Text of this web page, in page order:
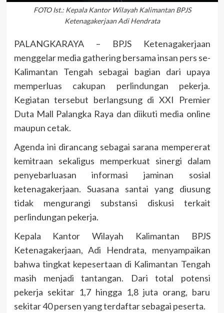
FOTO Ist.: Kepala Kantor Wilayah Kalimantan BPJS
Ketenagakerjaan Adi Hendrata
PALANGKARAYA – BPJS Ketenagakerjaan
menggelar media gathering bersama insan pers se-
Kalimantan Tengah sebagai bagian dari upaya
memperluas cakupan perlindungan pekerja.
Kegiatan tersebut berlangsung di XXI Premier
Duta Mall Palangka Raya dan diikuti media online
maupun cetak.
Agenda ini dirancang sebagai sarana mempererat
kemitraan sekaligus memperkuat sinergi dalam
penyebarluasan informasi jaminan sosial
ketenagakerjaan. Suasana santai yang diusung
tidak mengurangi substansi diskusi terkait
perlindungan pekerja.
Kepala Kantor Wilayah Kalimantan BPJS
Ketenagakerjaan, Adi Hendrata, menyampaikan
bahwa tingkat kepesertaan di Kalimantan Tengah
masih menjadi tantangan. Dari total potensi
pekerja sekitar 1,7 hingga 1,8 juta orang, baru
sekitar 40 persen yang terdaftar sebagai peserta.